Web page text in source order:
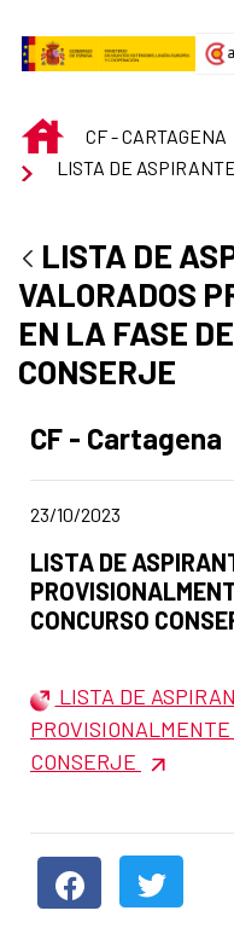
INICIOCF - CARTAGENA
LISTA DE
VALORADOS
EN LA FASE
CONSERJE
Apartado del
CF - Cartagena
Fecha de publicación de
23/10/2023
Título del anuncio:
LISTA DE
CONCURSO
LISTA DE
CONSERJE